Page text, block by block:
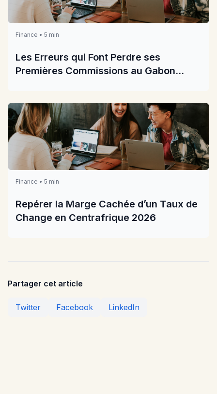
Finance • 5 min
Les Erreurs qui Font Perdre ses
Premières Commissions au Gabon
Finance • 5 min
Repérer la Marge Cachée d’un Taux de
Change en Centrafrique 2026
Partager cet article
Twitter Facebook LinkedIn